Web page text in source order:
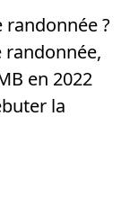
randonnée ?
randonnée,
en 2022
la